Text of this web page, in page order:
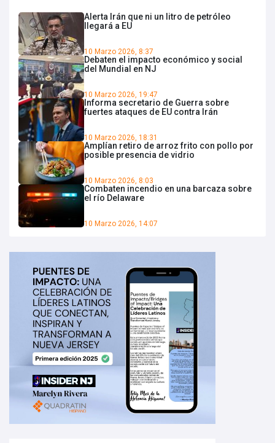
Alerta Irán que ni un litro de petróleo
llegará a EU
10 Marzo 2026, 8:37
Debaten el impacto económico y social
del Mundial en NJ
10 Marzo 2026, 19:47
Informa secretario de Guerra sobre
fuertes ataques de EU contra Irán
10 Marzo 2026, 18:31
Amplían retiro de arroz frito con pollo por
posible presencia de vidrio
10 Marzo 2026, 8:03
Combaten incendio en una barcaza sobre
el río Delaware
10 Marzo 2026, 14:07